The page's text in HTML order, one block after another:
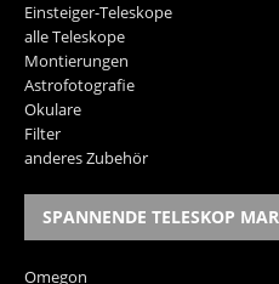
Einsteiger-Teleskope
alle Teleskope
Montierungen
Astrofotografie
Okulare
Filter
anderes Zubehör
SPANNENDE TELESKOP
Omegon